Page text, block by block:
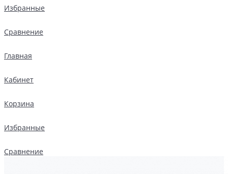
Избранные
Сравнение
Главная
Кабинет
Корзина
Избранные
Сравнение